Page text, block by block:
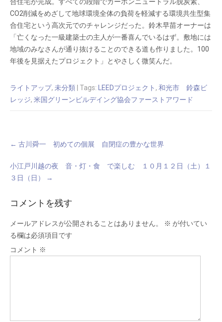
CO2削減をめざして地球環境全体の負荷を軽減する環境共生型集
合住宅という高次元でのチャレンジだった。鈴木早苗オーナーは
「亡くなった一級建築士の主人が一番喜んでいるはず。敷地には
地域のみなさんが通り抜けることのできる道も作りました。100
年後を見据えたプロジェクト」とやさしく微笑んだ。
ライトアップ, 未分類 | Tags: LEEDプロジェクト , 和光市 鈴森ビ
レッジ, 米国グリーンビルデイング協会ファーストアワード
Post
navigation
← 古川舜一 初めての個展 自閉症の豊かな世界
小江戸川越の夜 音・灯・食 で楽しむ １０月１２日（土）１
３日（日）
→
コメントを残す
メールアドレスが公開されることはありません。 ※ が付いてい
る欄は必須項目です
コメント ※